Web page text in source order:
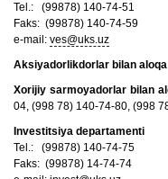
Tel.: (99878) 140-74-51
Faks: (99878) 140-74-59
e-mail: ves@uks.uz
Aksiyadorlikdorlar bilan
Xorijiy sarmoyadorlar bilan
04, (998 78) 140-74-80, (998
Investitsiya departamenti
Tel.: (99878) 140-74-75
Faks: (99878) 14-74-74